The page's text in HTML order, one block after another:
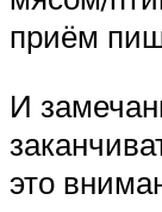
приём
И
это